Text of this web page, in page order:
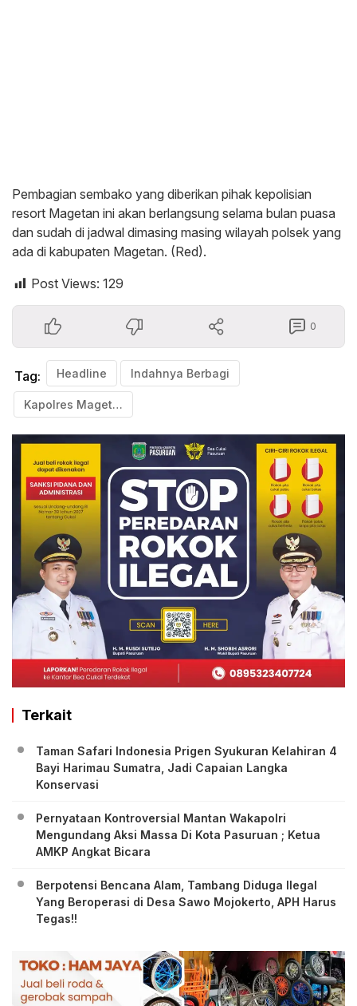
Pembagian sembako yang diberikan pihak kepolisian
resort Magetan ini akan berlangsung selama bulan puasa
dan sudah di jadwal dimasing masing wilayah polsek yang
ada di kabupaten Magetan. (Red).
Post Views: 129
0
Tag: Headline Indahnya Berbagi
Kapolres Magetan Salurkan Bantuan Kemanusian Untuk Warga
Terkait
Taman Safari Indonesia Prigen Syukuran Kelahiran 4
Bayi Harimau Sumatra, Jadi Capaian Langka
Konservasi
Pernyataan Kontroversial Mantan Wakapolri
Mengundang Aksi Massa Di Kota Pasuruan ; Ketua
AMKP Angkat Bicara
Berpotensi Bencana Alam, Tambang Diduga Ilegal
Yang Beroperasi di Desa Sawo Mojokerto, APH Harus
Tegas!!